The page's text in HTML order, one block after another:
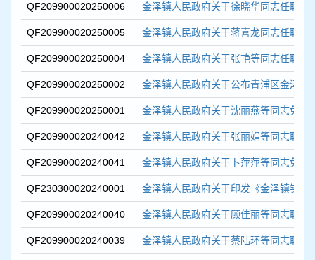
QF209900020250006 金泽镇人民政府关于徐晓华同志任职的
QF209900020250005 金泽镇人民政府关于蒋喜龙同志任职的
QF209900020250004 金泽镇人民政府关于张艳等同志任职的
QF209900020250002 金泽镇人民政府关于公布青浦区金泽镇
QF209900020250001 金泽镇人民政府关于沈丽燕等同志免职
QF209900020240042 金泽镇人民政府关于张丽娟等同志职务
QF209900020240041 金泽镇人民政府关于卜萍萍等同志免职
QF230300020240001 金泽镇人民政府关于印发《金泽镇铁路
QF209900020240040 金泽镇人民政府关于顾佳丽等同志职务
QF209900020240039 金泽镇人民政府关于蔡陆环等同志职务